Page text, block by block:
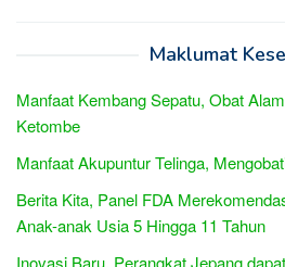
Maklumat
Manfaat Kembang Sepatu, Obat
Ketombe
Manfaat Akupuntur Telinga,
Berita Kita, Panel FDA
Anak-anak Usia 5 Hingga 11 Tahun
Inovasi Baru, Perangkat Jepang